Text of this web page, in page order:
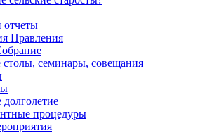
Правления
столы, семинары, совещания
долголетие
процедуры